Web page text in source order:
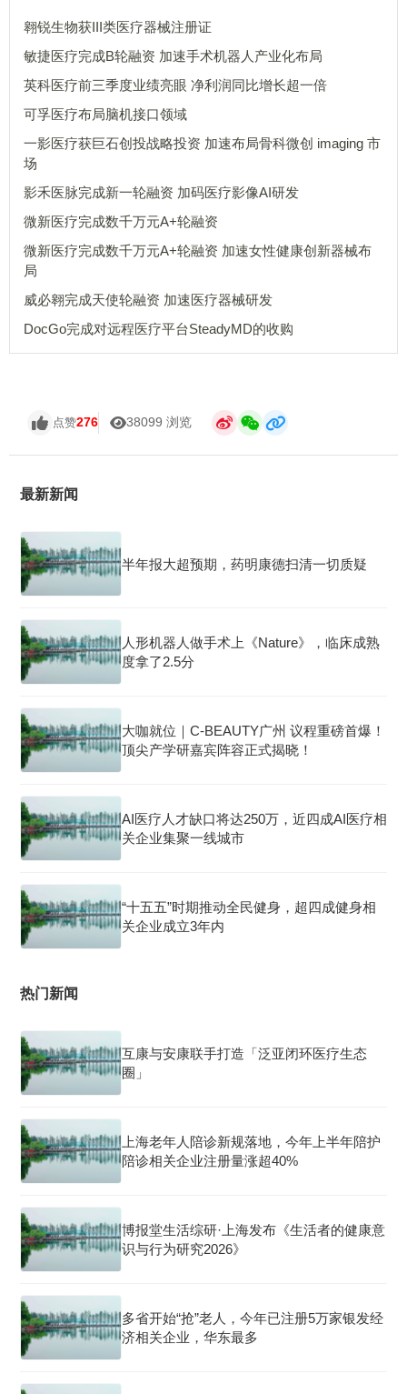
翱锐生物获III类医疗器械注册证
敏捷医疗完成B轮融资 加速手术机器人产业化布局
英科医疗前三季度业绩亮眼 净利润同比增长超一倍
可孚医疗布局脑机接口领域
一影医疗获巨石创投战略投资 加速布局骨科微创 imaging 市
场
影禾医脉完成新一轮融资 加码医疗影像AI研发
微新医疗完成数千万元A+轮融资
微新医疗完成数千万元A+轮融资 加速女性健康创新器械布
局
威必翱完成天使轮融资 加速医疗器械研发
DocGo完成对远程医疗平台SteadyMD的收购
点赞276 38099 浏览
最新新闻
半年报大超预期，药明康德扫清一切质疑
人形机器人做手术上《Nature》，临床成熟
度拿了2.5分
大咖就位｜C-BEAUTY广州 议程重磅首爆！
顶尖产学研嘉宾阵容正式揭晓！
AI医疗人才缺口将达250万，近四成AI医疗相
关企业集聚一线城市
“十五五”时期推动全民健身，超四成健身相
关企业成立3年内
热门新闻
互康与安康联手打造「泛亚闭环医疗生态
圈」
上海老年人陪诊新规落地，今年上半年陪护
陪诊相关企业注册量涨超40%
博报堂生活综研·上海发布《生活者的健康意
识与行为研究2026》
多省开始“抢”老人，今年已注册5万家银发经
济相关企业，华东最多